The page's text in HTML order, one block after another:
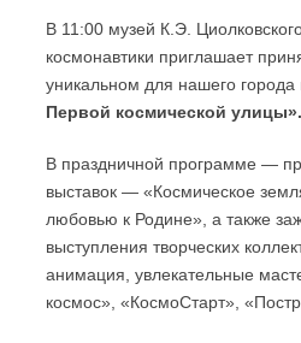
В 11:00 музей К.Э.
космонавтики приглашает
уникальном для нашего города
Первой космической улицы».
В праздничной программе —
выставок — «Космическое
любовью к Родине», а также
выступления творческих
анимация, увлекательные
космос», «КосмоСтарт»,